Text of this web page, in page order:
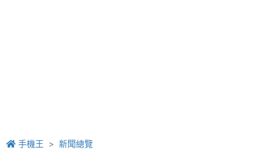
手機王 新聞總覽